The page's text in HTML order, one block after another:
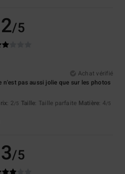
2/5
Achat vérifié
n'est pas aussi jolie que sur les photos
: 2/5 Taille: Taille parfaite Matière: 4/5
3/5